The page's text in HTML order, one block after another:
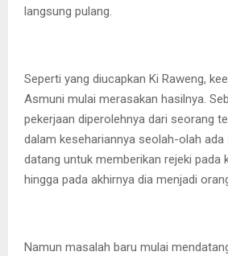
langsung pulang.
Seperti yang diucapkan Ki Raweng,
Asmuni mulai merasakan hasilnya.
pekerjaan diperolehnya dari seorang
dalam kesehariannya seolah-olah ada
datang untuk memberikan rejeki pada
hingga pada akhirnya dia menjadi
Namun masalah baru mulai